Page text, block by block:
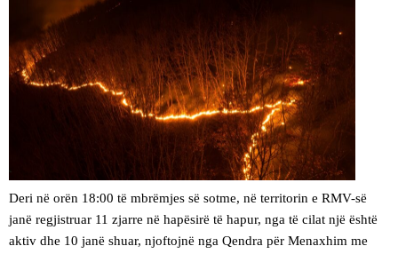
Deri në orën 18:00 të mbrëmjes së sotme, në territorin e RMV-së
janë regjistruar 11 zjarre në hapësirë të hapur, nga të cilat një është
aktiv dhe 10 janë shuar, njoftojnë nga Qendra për Menaxhim me